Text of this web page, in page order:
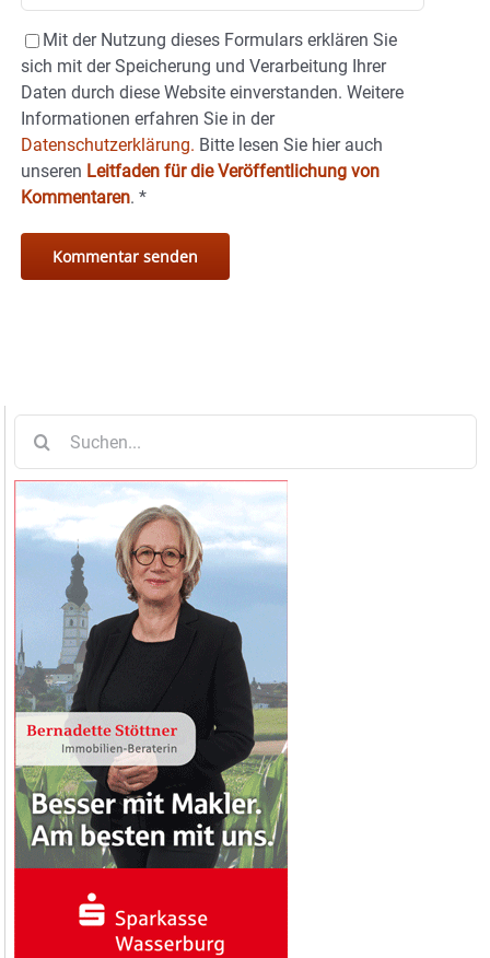
Mit der Nutzung dieses Formulars erklären Sie
sich mit der Speicherung und Verarbeitung Ihrer
Daten durch diese Website einverstanden. Weitere
Informationen erfahren Sie in der
Datenschutzerklärung. Bitte lesen Sie hier auch
unseren Leitfaden für die Veröffentlichung von
Kommentaren. *
nach: